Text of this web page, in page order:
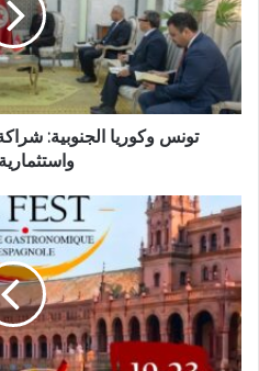
تونس وكوريا الجنوبية: